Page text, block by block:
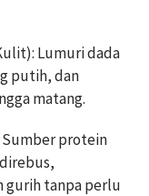
Lumuri dada
putih, dan
matang.
Sumber protein
gurih tanpa perlu